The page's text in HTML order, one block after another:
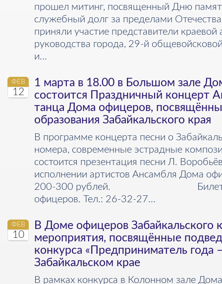
прошел митинг, посвященный Дню
служебный долг за пределами
приняли участие представители
руководства города, 29-й
и...
ФЕВ
12
1 марта в 18.00 в Большом зале
состоится Праздничный концерт
танца Дома офицеров,
образования Забайкальского края
В программе концерта песни о
номера, современные эстрадные
состоится презентация песни Л.
исполнении артистов Ансамбля Дома
200-300 рублей. Билеты в
офицеров. Тел.: 26-32-27...
ФЕВ
10
В Доме офицеров Забайкальского
мероприятия, посвящённые
конкурса «Предприниматель года
Забайкальском крае
В рамках конкурса в Колонном зале